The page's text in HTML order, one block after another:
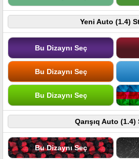
Yeni Auto (1.4)
Bu Dizaynı Seç
Bu Dizaynı Seç
Bu Dizaynı Seç
Qarışıq Auto (1.4)
Bu Dizaynı Seç